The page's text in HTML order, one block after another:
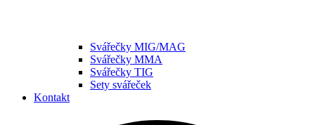
Svářečky MIG/MAG
Svářečky MMA
Svářečky TIG
Sety svářeček
Kontakt